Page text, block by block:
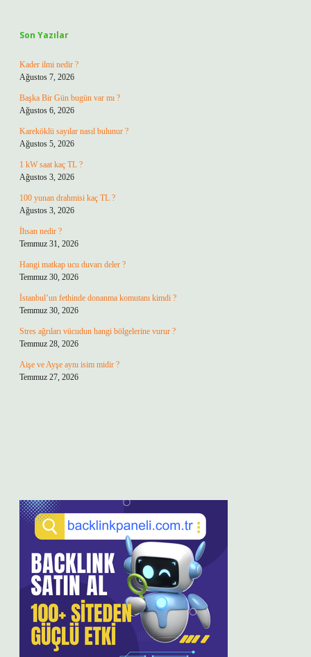
Son Yazılar
Kader ilmi nedir ?
Ağustos 7, 2026
Başka Bir Gün bugün var mı ?
Ağustos 6, 2026
Kareköklü sayılar nasıl bulunur ?
Ağustos 5, 2026
1 kW saat kaç TL ?
Ağustos 3, 2026
100 yunan drahmisi kaç TL ?
Ağustos 3, 2026
İhsan nedir ?
Temmuz 31, 2026
Hangi matkap ucu duvarı deler ?
Temmuz 30, 2026
İstanbul’un fethinde donanma komutanı kimdi ?
Temmuz 30, 2026
Stres ağrıları vücudun hangi bölgelerine vurur ?
Temmuz 28, 2026
Aişe ve Ayşe aynı isim midir ?
Temmuz 27, 2026